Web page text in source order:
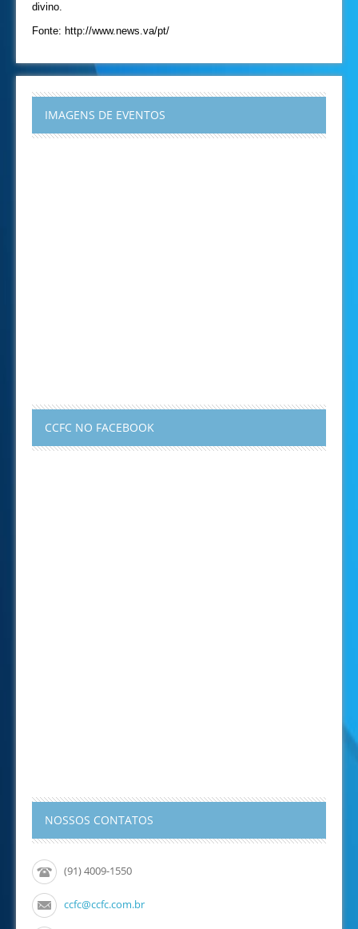
divino.
Fonte: http://www.news.va/pt/
IMAGENS DE EVENTOS
CCFC NO FACEBOOK
NOSSOS CONTATOS
(91) 4009-1550
ccfc@ccfc.com.br